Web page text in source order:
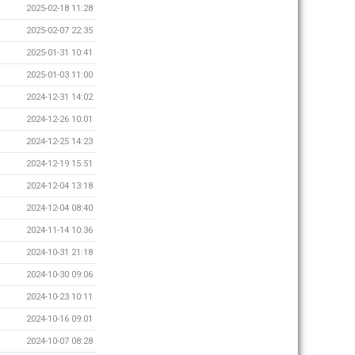
2025-02-18 11:28
2025-02-07 22:35
2025-01-31 10:41
2025-01-03 11:00
2024-12-31 14:02
2024-12-26 10:01
2024-12-25 14:23
2024-12-19 15:51
2024-12-04 13:18
2024-12-04 08:40
2024-11-14 10:36
2024-10-31 21:18
2024-10-30 09:06
2024-10-23 10:11
2024-10-16 09:01
2024-10-07 08:28